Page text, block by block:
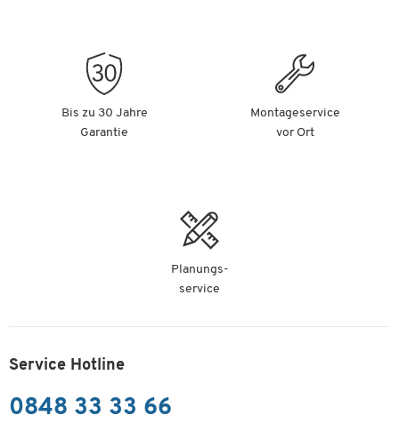
Bis zu 30 Jahre
Garantie
Montageservice
vor Ort
Planungs-
service
Service Hotline
0848 33 33 66